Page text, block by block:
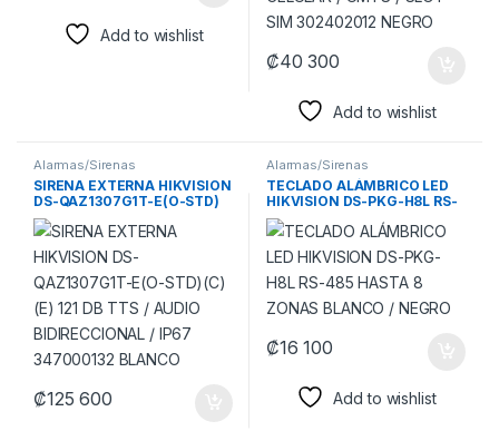
Add to wishlist
₡40 300
Add to wishlist
Alarmas/Sirenas
SIRENA EXTERNA HIKVISION
DS-QAZ1307G1T-E(O-STD)
(C) (E) 121 DB TTS / AUDIO
BIDIRECCIONAL / IP67
347000132 BLANCO
₡125 600
Alarmas/Sirenas
TECLADO ALÁMBRICO LED
HIKVISION DS-PKG-H8L RS-
485 HASTA 8 ZONAS
BLANCO / NEGRO
₡16 100
Add to wishlist